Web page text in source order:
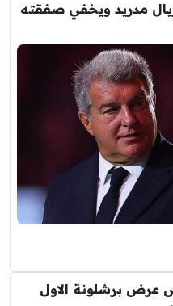
مدريد ويخفي صفقته
برشلونة الاول